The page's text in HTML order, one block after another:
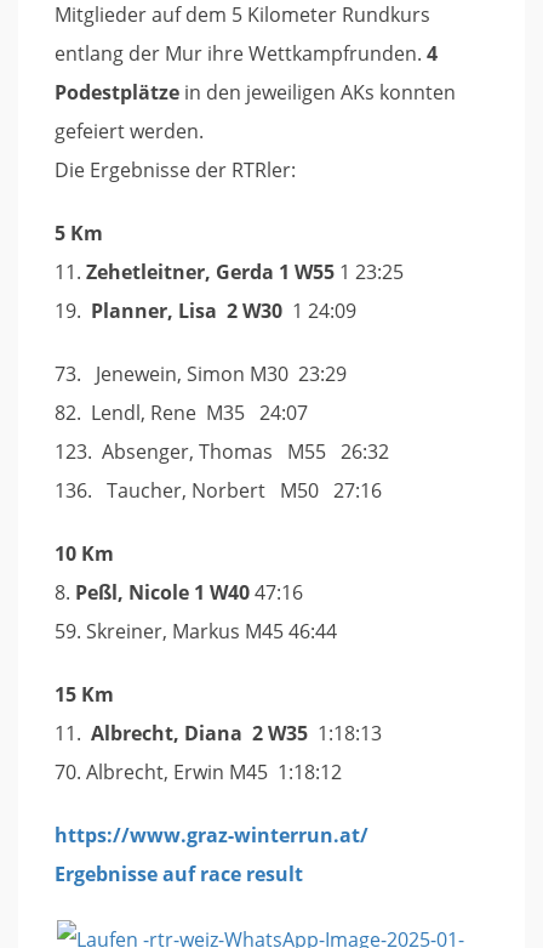
Mitglieder auf dem 5 Kilometer Rundkurs
entlang der Mur ihre Wettkampfrunden. 4
Podestplätze in den jeweiligen AKs konnten
gefeiert werden.
Die Ergebnisse der RTRler:
5 Km
11. Zehetleitner, Gerda 1 W55 1 23:25
19. Planner, Lisa 2 W30 1 24:09
73. Jenewein, Simon M30 23:29
82. Lendl, Rene M35 24:07
123. Absenger, Thomas M55 26:32
136. Taucher, Norbert M50 27:16
10 Km
8. Peßl, Nicole 1 W4047:16
59. Skreiner, Markus M45 46:44
15 Km
11. Albrecht, Diana 2 W35 1:18:13
70. Albrecht, Erwin M45 1:18:12
https://www.graz-winterrun.at/
Ergebnisse auf race result